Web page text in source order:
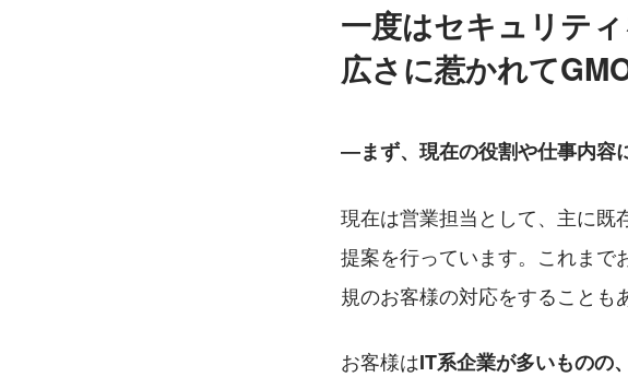
一度はセキュリテ
広さに惹かれて
―まず、現在の役割や仕事内容
現在は営業担当として、主に既
提案を行っています。これまで
規のお客様の対応をすることも
お客様はIT系企業が多いものの